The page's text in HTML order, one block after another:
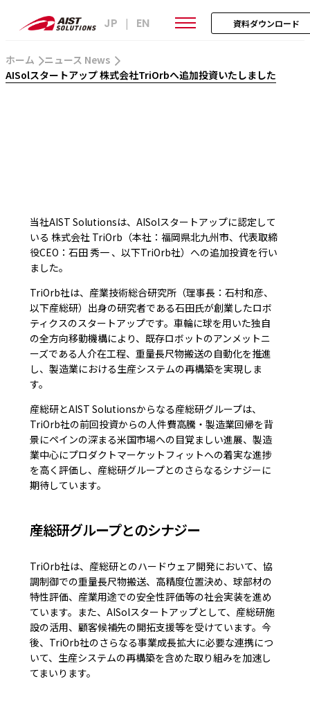
JP | EN 資料ダウンロード
ホーム
ニュース News
AISolスタートアップ 株式会社TriOrbへ追加投資いたしました
当社AIST Solutionsは、AISolスタートアップに認定して
いる 株式会社 TriOrb（本社：福岡県北九州市、代表取締
役CEO：石田 秀一 、以下TriOrb社）への追加投資を行い
ました。
TriOrb社は、産業技術総合研究所（理事長：石村和彦、
以下産総研）出身の研究者である石田氏が創業したロボ
ティクスのスタートアップです。車輪に球を用いた独自
の全方向移動機構により、既存ロボットのアンメットニ
ーズである人介在工程、重量長尺物搬送の自動化を推進
し、製造業における生産システムの再構築を実現しま
す。
産総研とAIST Solutionsからなる産総研グループは、
TriOrb社の前回投資からの人件費高騰・製造業回帰を背
景にペインの深まる米国市場への目覚ましい進展、製造
業中心にプロダクトマーケットフィットへの着実な進捗
を高く評価し、産総研グループとのさらなるシナジーに
期待しています。
産総研グループとのシナジー
TriOrb社は、産総研とのハードウェア開発において、協
調制御での重量長尺物搬送、高精度位置決め、球部材の
特性評価、産業用途での安全性評価等の社会実装を進め
ています。また、AISolスタートアップとして、産総研施
設の活用、顧客候補先の開拓支援等を受けています。今
後、TriOrb社のさらなる事業成長拡大に必要な連携につ
いて、生産システムの再構築を含めた取り組みを加速し
てまいります。